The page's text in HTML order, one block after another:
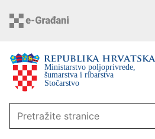
Ministarstvo poljoprivrede,
šumarstva i ribarstva
Stočarstvo